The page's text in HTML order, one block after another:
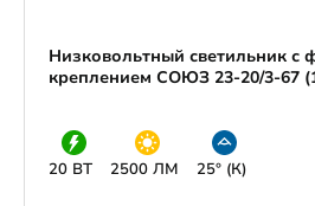
Низковольтный светильник с
креплением СОЮЗ 23-20/3-67
20 ВТ 2500 ЛМ 25° (К)